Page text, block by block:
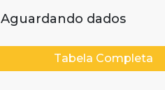
Aguardando dados
Tabela Completa